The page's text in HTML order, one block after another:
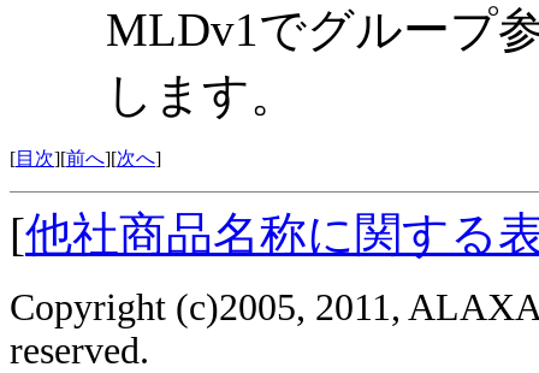
MLDv1でグループ
します。
[目次][前へ][次へ]
[他社商品名称に関する
Copyright (c)2005, 2011,
reserved.